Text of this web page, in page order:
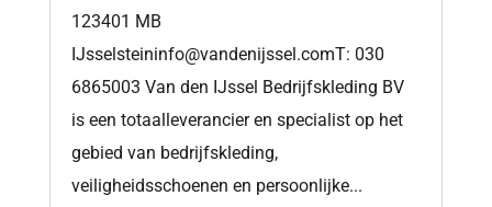
123401 MB
IJsselsteininfo@vandenijssel.comT: 030
6865003 Van den IJssel Bedrijfskleding BV
is een totaalleverancier en specialist op het
gebied van bedrijfskleding,
veiligheidsschoenen en persoonlijke...